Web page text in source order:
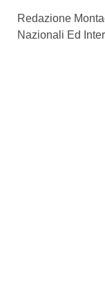
Redazione
Nazionali Ed